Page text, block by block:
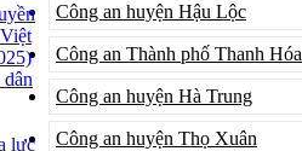
lực
Công an huyện Hậu Lộc
Công an Thành phố Thanh Hóa
Công an huyện Hà Trung
Công an huyện Thọ Xuân